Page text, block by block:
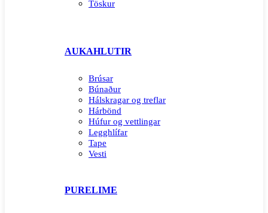
Töskur
AUKAHLUTIR
Brúsar
Búnaður
Hálskragar og treflar
Hárbönd
Húfur og vettlingar
Legghlífar
Tape
Vesti
PURELIME